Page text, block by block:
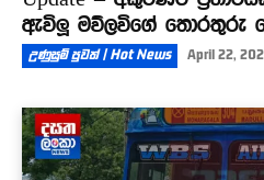
ඇවිලූ මව්ලවිගේ තොරතුරු
උණුසුම් පුවත් | Hot News April 22,